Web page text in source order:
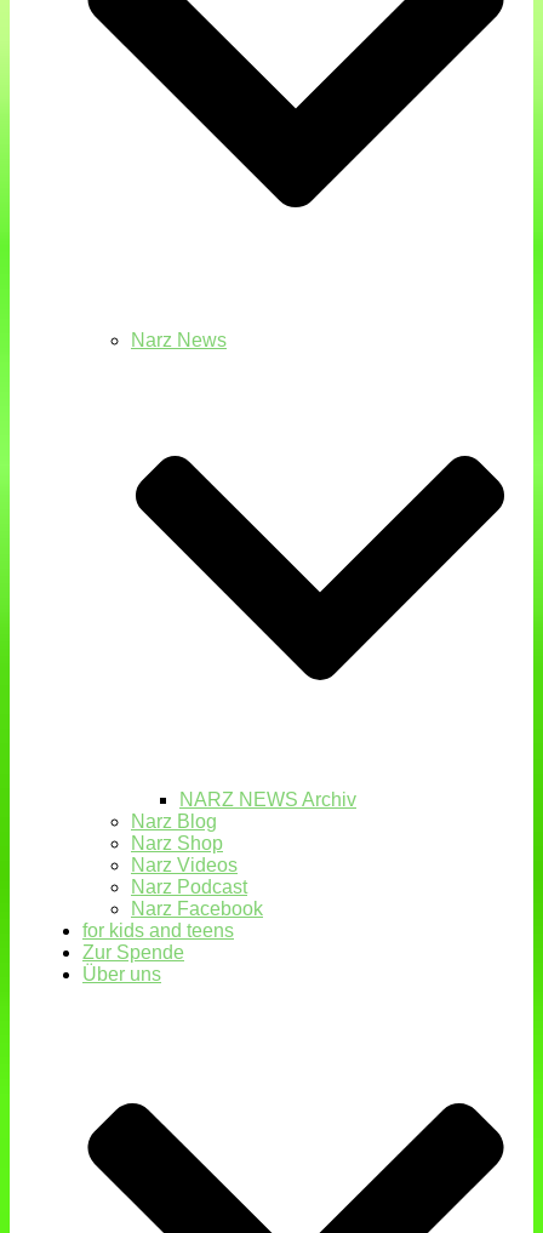
Narz News
NARZ NEWS Archiv
Narz Blog
Narz Shop
Narz Videos
Narz Podcast
Narz Facebook
for kids and teens
Zur Spende
Über uns